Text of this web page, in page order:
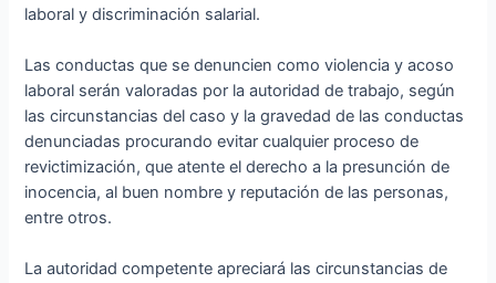
laboral y discriminación salarial.
Las conductas que se denuncien como violencia y acoso
laboral serán valoradas por la autoridad de trabajo, según
las circunstancias del caso y la gravedad de las conductas
denunciadas procurando evitar cualquier proceso de
revictimización, que atente el derecho a la presunción de
inocencia, al buen nombre y reputación de las personas,
entre otros.
La autoridad competente apreciará las circunstancias de